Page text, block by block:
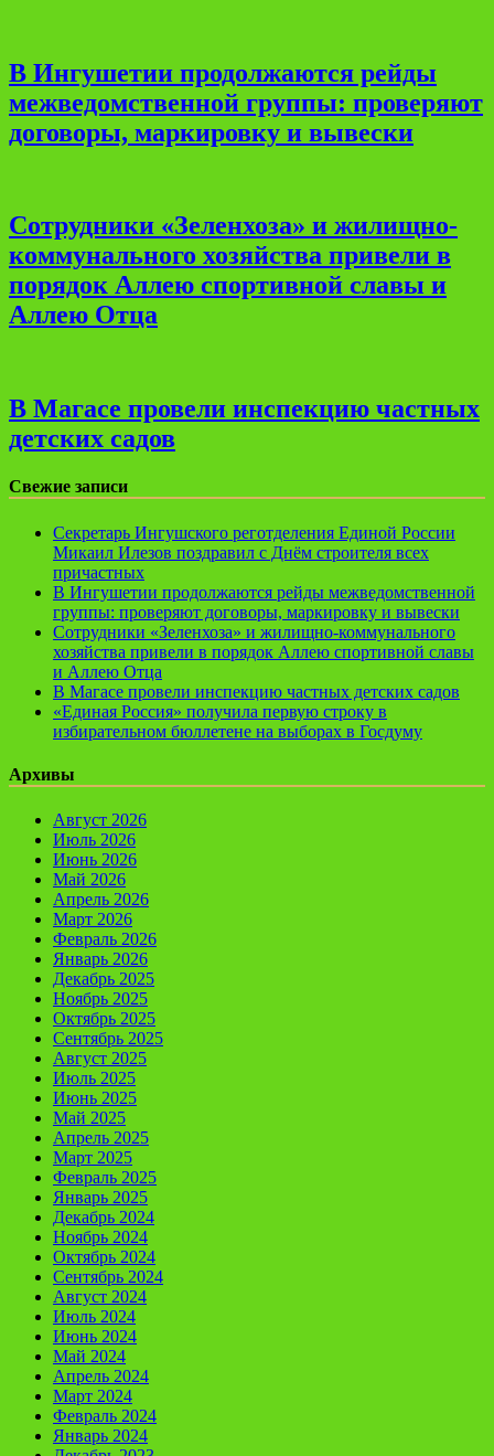
В Ингушетии продолжаются рейды
межведомственной группы: проверяют
договоры, маркировку и вывески
Сотрудники «Зеленхоза» и жилищно-
коммунального хозяйства привели в
порядок Аллею спортивной славы и
Аллею Отца
В Магасе провели инспекцию частных
детских садов
Свежие записи
Секретарь Ингушского реготделения Единой России
Микаил Илезов поздравил с Днём строителя всех
причастных
В Ингушетии продолжаются рейды межведомственной
группы: проверяют договоры, маркировку и вывески
Сотрудники «Зеленхоза» и жилищно-коммунального
хозяйства привели в порядок Аллею спортивной славы
и Аллею Отца
В Магасе провели инспекцию частных детских садов
«Единая Россия» получила первую строку в
избирательном бюллетене на выборах в Госдуму
Архивы
Август 2026
Июль 2026
Июнь 2026
Май 2026
Апрель 2026
Март 2026
Февраль 2026
Январь 2026
Декабрь 2025
Ноябрь 2025
Октябрь 2025
Сентябрь 2025
Август 2025
Июль 2025
Июнь 2025
Май 2025
Апрель 2025
Март 2025
Февраль 2025
Январь 2025
Декабрь 2024
Ноябрь 2024
Октябрь 2024
Сентябрь 2024
Август 2024
Июль 2024
Июнь 2024
Май 2024
Апрель 2024
Март 2024
Февраль 2024
Январь 2024